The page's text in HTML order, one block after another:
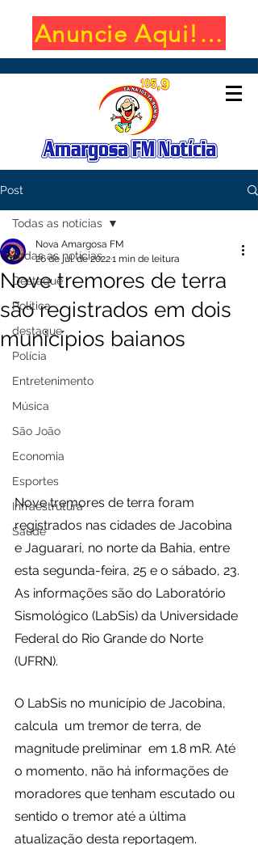
Anuncie Aqui!
Post
Todas as notícias
Destaque
Política
destaque
Polícia
Entretenimento
Música
São João
Economia
Esportes
Infraestrutura
Saúde
Todas as notícias
Nove tremores de terra
são registrados em dois
municípios baianos
Nova Amargosa FM
26 de jul. de 20221 min de leitura
Nove tremores de terra foram
registrados nas cidades de Jacobina
e Jaguarari, no norte da Bahia, entre
esta segunda-feira, 25 e o sábado, 23.
As informações são do Laboratório
Sismológico (LabSis) da Universidade
Federal do Rio Grande do Norte
(UFRN).
O LabSis no município de Jacobina,
calcula  um tremor de terra, de
magnitude preliminar  em 1.8 mR. Até
o momento, não há informações de
moradores que tenham escutado ou
sentido o tremor até a última
atualização desta reportagem.